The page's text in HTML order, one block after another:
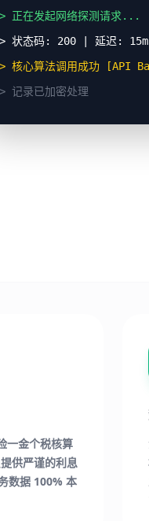
> 正在发起网络探测请求...
> 状态码: 200 | 延迟:
> 核心算法调用成功 [API
> 记录已加密处理
一金个税核算
供严谨的利息
数据 100% 本